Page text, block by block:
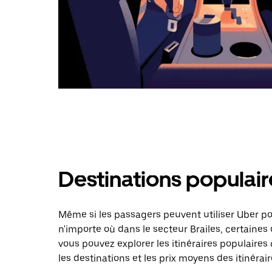
Destinations
Même si les passagers peuvent utiliser Uber
n'importe où dans le secteur Brailes,
vous pouvez explorer les itinéraires
les destinations et les prix moyens des